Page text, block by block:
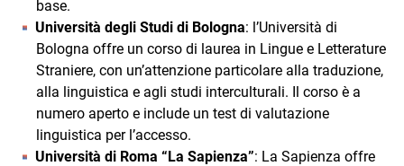
base.
Università degli Studi di Bologna: l’Università di
Bologna offre un corso di laurea in Lingue e Letterature
Straniere, con un’attenzione particolare alla traduzione,
alla linguistica e agli studi interculturali. Il corso è a
numero aperto e include un test di valutazione
linguistica per l’accesso.
Università di Roma “La Sapienza”: La Sapienza offre